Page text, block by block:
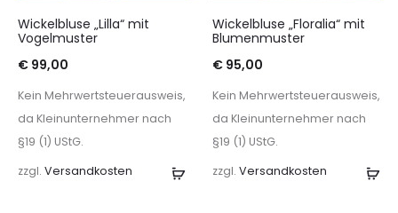
Ausführung
Wickelbluse „Lilla“ mit
Vogelmuster
€ 99,00
Kein Mehrwertsteuerausweis,
da Kleinunternehmer nach
§19 (1) UStG.
zzgl. Versandkosten
Wickelbluse „Floralia“ mit
Blumenmuster
€ 95,00
Kein Mehrwertsteuerausweis,
da Kleinunternehmer nach
§19 (1) UStG.
zzgl. Versandkosten